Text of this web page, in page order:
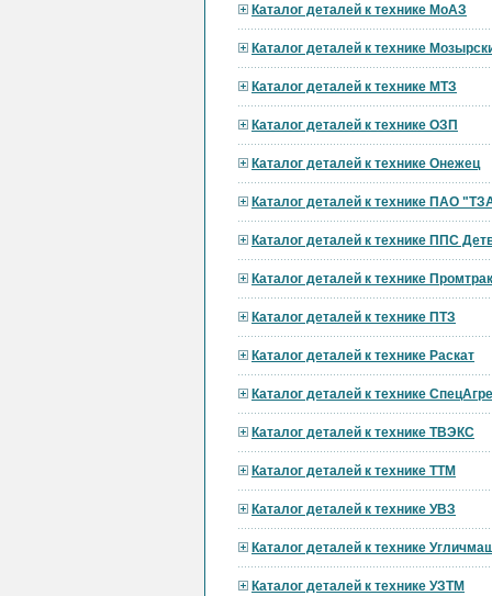
Каталог деталей к технике МоАЗ
Каталог деталей к технике
Каталог деталей к технике МТЗ
Каталог деталей к технике ОЗП
Каталог деталей к технике Онежец
Каталог деталей к технике ПАО
Каталог деталей к технике ППС
Каталог деталей к технике
Каталог деталей к технике ПТЗ
Каталог деталей к технике Раскат
Каталог деталей к технике
Каталог деталей к технике ТВЭКС
Каталог деталей к технике ТТМ
Каталог деталей к технике УВЗ
Каталог деталей к технике
Каталог деталей к технике УЗТМ